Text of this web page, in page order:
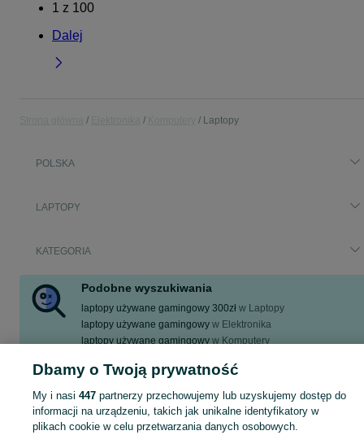
1 z 100
Dalej
Laptopy
POLSKA
LAPTOPY
KATEGORIA
Podobne wyszukiwania
laptopy używane gamingowy 300zł w Laptopy
laptopy używane gamingowy w Elektronika
laptopy używane gamingowy w Komputery
laptopy używane gamingowy 300zł
Zobacz
Dbamy o Twoją prywatność
My i nasi 447partnerzy przechowujemy lub uzyskujemy dostęp do
informacji na urządzeniu, takich jak unikalne identyfikatory w
plikach cookie w celu przetwarzania danych osobowych.